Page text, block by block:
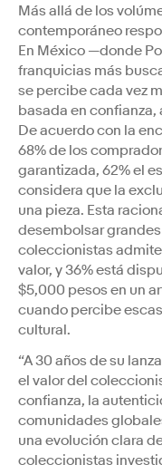
Más allá de los
contemporáneo
En México —donde
franquicias más
se percibe cada vez
basada en
De acuerdo con la
68% de los
garantizada, 62% el
considera que la
una pieza. Esta
desembolsar
coleccionistas
valor, y 36% está
$5,000 pesos en un
cuando percibe
cultural.
“A 30 años de su
el valor del
confianza, la
comunidades
una evolución clara
coleccionistas